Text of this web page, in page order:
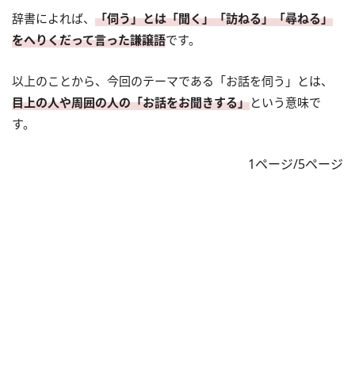
辞書によれば、 「伺う」とは「聞く」「訪ねる」「尋ねる」
をへりくだって言った謙譲語です。
以上のことから、今回のテーマである「お話を伺う」とは、
目上の人や周囲の人の「お話をお聞きする」という意味で
す。
1ページ/5ページ